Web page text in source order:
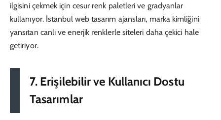
ilgisini çekmek için cesur renk paletleri ve gradyanlar
kullanıyor. İstanbul web tasarım ajansları, marka kimliğini
yansıtan canlı ve enerjik renklerle siteleri daha çekici hale
getiriyor.
7. Erişilebilir ve Kullanıcı Dostu
Tasarımlar